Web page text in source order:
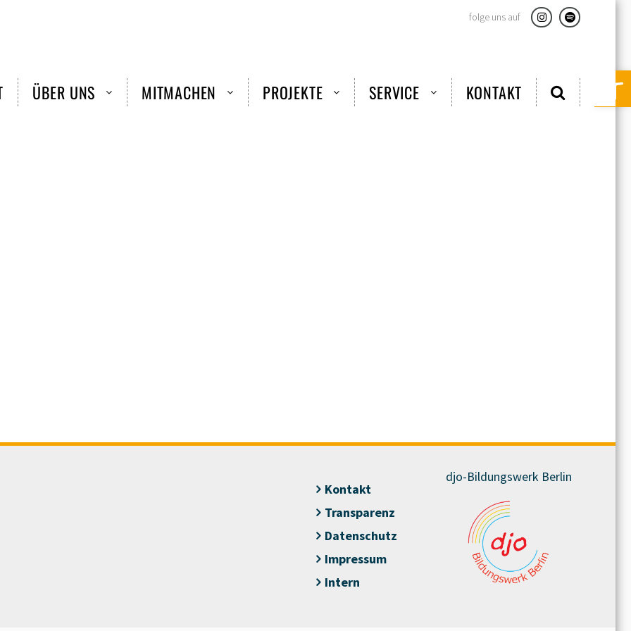
folge uns auf InstagramSpotify
ÜBER UNS MITMACHEN PROJEKTE SERVICE KONTAKT
Kontakt
Transparenz
Datenschutz
Impressum
Intern
djo-Bildungswerk Berlin